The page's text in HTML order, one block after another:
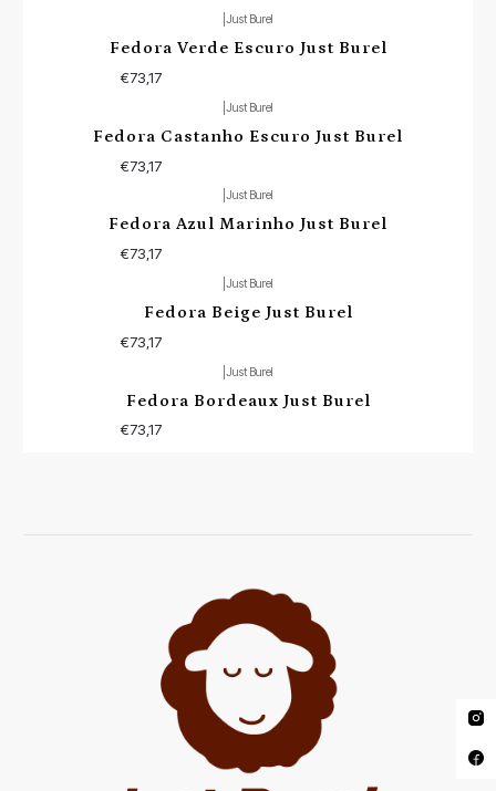
Just Burel
Fedora Verde Escuro Just Burel
€73,17
Just Burel
Fedora Castanho Escuro Just Burel
€73,17
Esgotado
Just Burel
Fedora Azul Marinho Just Burel
€73,17
Just Burel
Fedora Beige Just Burel
€73,17
Just Burel
Fedora Bordeaux Just Burel
€73,17